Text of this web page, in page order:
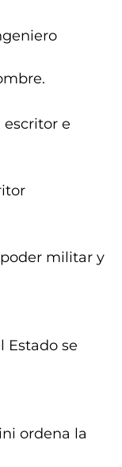
escritor e
poder militar y
Estado se
ordena la